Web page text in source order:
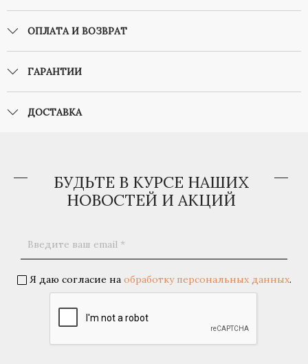
ОПЛАТА И ВОЗВРАТ
ГАРАНТИИ
ДОСТАВКА
БУДЬТЕ В КУРСЕ НАШИХ
НОВОСТЕЙ И АКЦИЙ
Я даю согласие на обработку персональных данных.